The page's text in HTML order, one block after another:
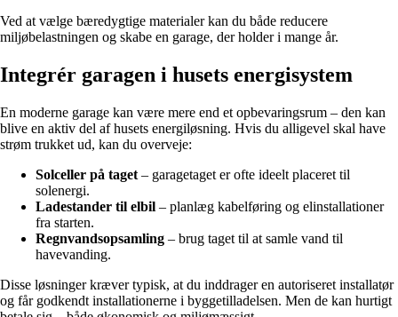
Ved at vælge bæredygtige materialer kan du både reducere
miljøbelastningen og skabe en garage, der holder i mange år.
Integrér garagen i husets energisystem
En moderne garage kan være mere end et opbevaringsrum – den kan
blive en aktiv del af husets energiløsning. Hvis du alligevel skal have
strøm trukket ud, kan du overveje:
Solceller på taget – garagetaget er ofte ideelt placeret til
solenergi.
Ladestander til elbil – planlæg kabelføring og elinstallationer
fra starten.
Regnvandsopsamling – brug taget til at samle vand til
havevanding.
Disse løsninger kræver typisk, at du inddrager en autoriseret installatør
og får godkendt installationerne i byggetilladelsen. Men de kan hurtigt